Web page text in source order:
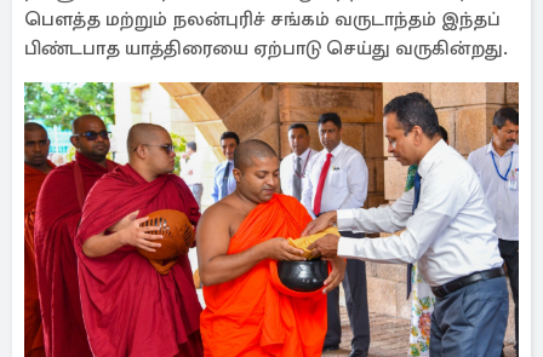
பௌத்த மற்றும் நலன்புரிச் சங்கம் வருடாந்தம் இந்தப்
பிண்டபாத யாத்திரையை ஏற்பாடு செய்து வருகின்றது.